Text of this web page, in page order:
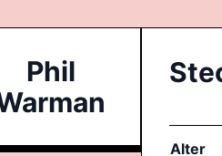
Phil
Alter